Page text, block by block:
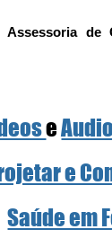
de
e
e
Saúde em